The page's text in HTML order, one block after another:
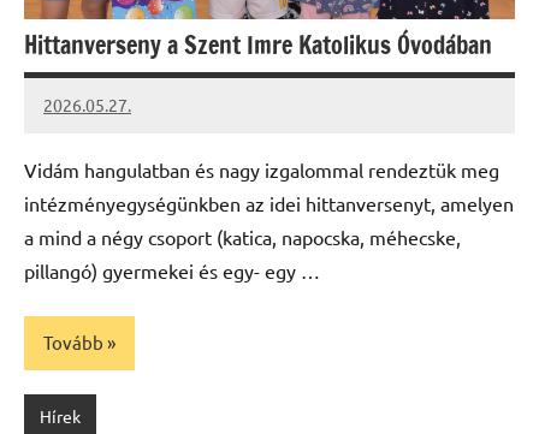
Hittanverseny a Szent Imre Katolikus Óvodában
2026.05.27.
Leiszt
Vidám hangulatban és nagy izgalommal rendeztük meg
intézményegységünkben az idei hittanversenyt, amelyen
a mind a négy csoport (katica, napocska, méhecske,
pillangó) gyermekei és egy- egy …
Tovább
Hírek